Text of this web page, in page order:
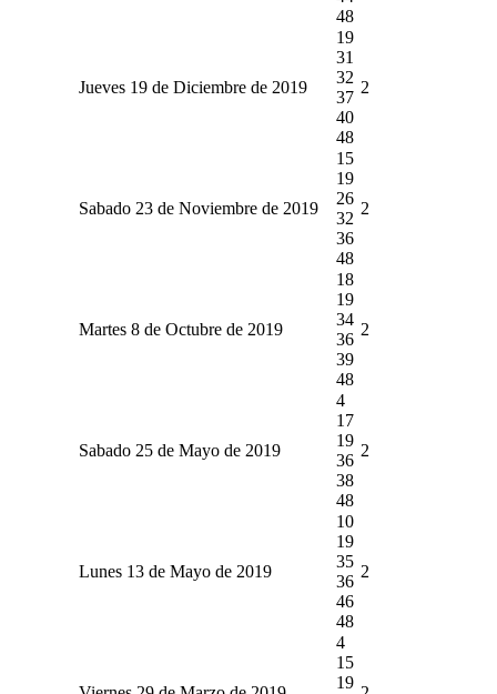
48
Jueves 19 de Diciembre de 2019
19
31
32
37
40
48
2
Sabado 23 de Noviembre de 2019
15
19
26
32
36
48
2
Martes 8 de Octubre de 2019
18
19
34
36
39
48
2
Sabado 25 de Mayo de 2019
4
17
19
36
38
48
2
Lunes 13 de Mayo de 2019
10
19
35
36
46
48
2
4
15
19